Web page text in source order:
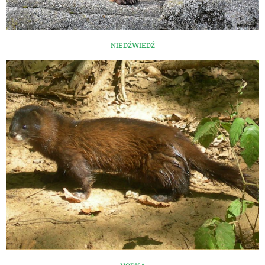
NIEDŹWIEDŹ